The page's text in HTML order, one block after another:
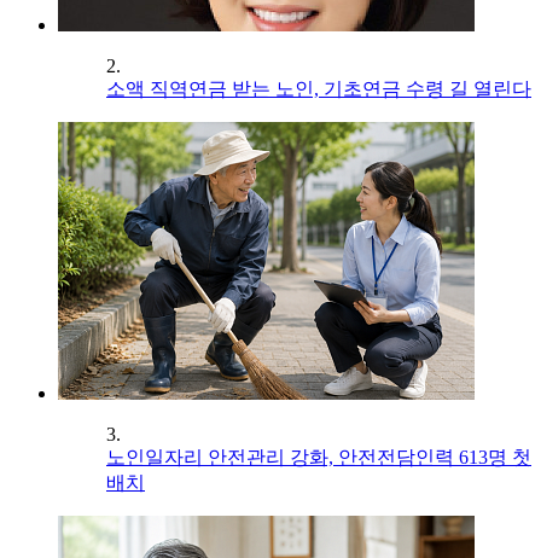
2.
소액 직역연금 받는 노인, 기초연금 수령 길 열린다
3.
노인일자리 안전관리 강화, 안전전담인력 613명 첫
배치